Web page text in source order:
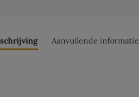
Aanvullende informatie